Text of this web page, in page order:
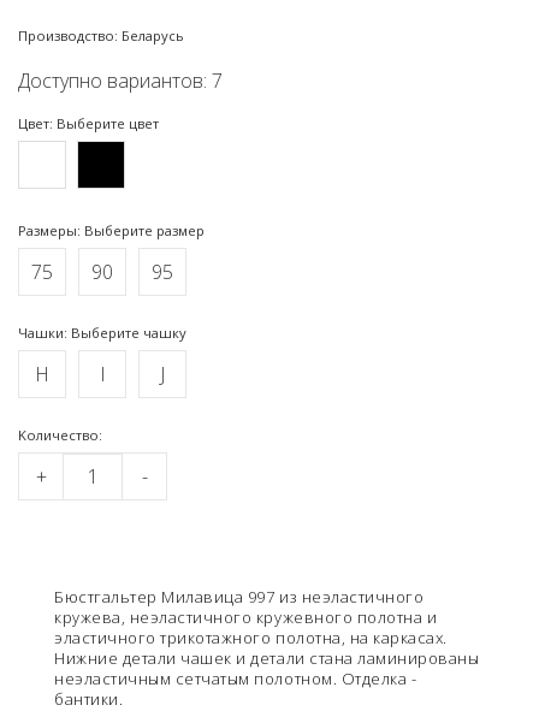
Производство: Беларусь
Доступно вариантов: 7
Цвет: Выберите цвет
Размеры: Выберите размер
75 90 95
Чашки: Выберите чашку
H I J
Kоличество:
+ -
Бюстгальтер Милавица 997 из неэластичного
кружева, неэластичного кружевного полотна и
эластичного трикотажного полотна, на каркасах.
Нижние детали чашек и детали стана ламинированы
неэластичным сетчатым полотном. Отделка -
бантики.